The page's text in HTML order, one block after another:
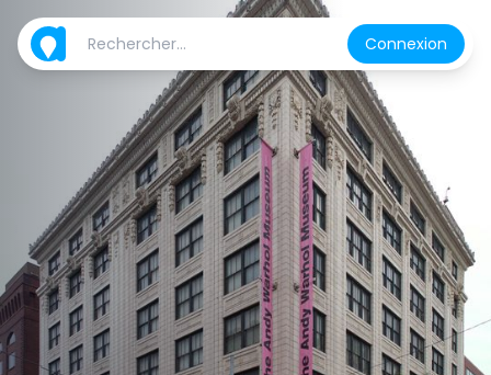
Connexion